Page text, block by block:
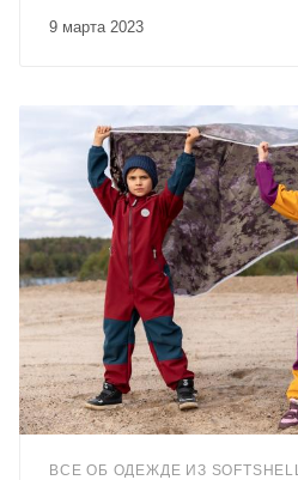
9 марта 2023
ВСЕ ОБ ОДЕЖДЕ ИЗ SOFTSHELL